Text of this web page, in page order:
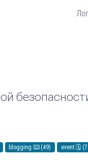
blogging ⌨️ (49) event 🗓️